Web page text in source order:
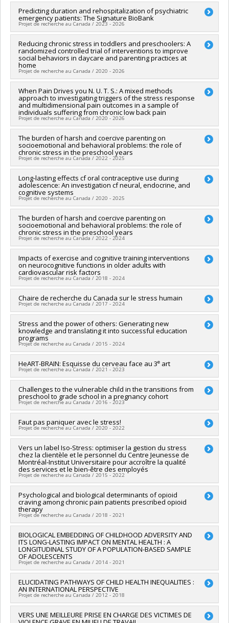
2028 - Volet 2: Recherche appliquée, développement
expérimental et adaptation technologique ,
Programmes de subvention :PVXXXXXX-Innovation
bioalimentaire 2023-2028 - Volet 2: Recherche appliquée,
développement expérimental et adaptation technologique
Sources de financement :IRSC/Instituts de recherche en
santé du Canada
Programmes de subvention :
Predicting duration and rehospitalization of psychiatric
emergency patients: The Signature BioBank
Projet de recherche au Canada / 2023 - 2026
Chercheur principal :Stéphane Guay
Co-chercheurs : Sonia Lupien,Stéphane Potvin,Steve
Geoffrion,Robert-Paul Juster,Marie-France Marin, Claudia
Trudel-Fitzgerald
Sources de financement :IRSC/Instituts de recherche en
santé du Canada
Programmes de subvention :PVXXXXXX-(PJT) Subvention
Projet
Reducing chronic stress in toddlers and preschoolers: A
randomized controlled trial of interventions to improve
social behaviors in daycare and parenting practices at
home
Projet de recherche au Canada / 2020 - 2026
Chercheur principal :Isabelle Ouellet-Morin
Co-chercheurs :Richard Ernest Tremblay ,Frank Vitaro,
Sylvana Côté,Sonia Lupien,Mireille Schnitzer,Benoît Mâsse
,Marie-Claude Geoffroy,Rose Marie Mara Brendgen
Provencal,Michel Boivin
Sources de financement : IRSC/Instituts de recherche en
santé du Canada
Programmes de subvention :PVXXXXXX-(PJT) Subvention
Projet
When Pain Drives you N. U. T. S.: A mixed methods
approach to investigating triggers of the stress response
and multidimensional pain outcomes in a sample of
individuals suffering from chronic low back pain
Projet de recherche au Canada / 2020 - 2026
Chercheur principal : Gabrielle Pagé
Co-chercheurs : Pierre Rainville ,Sonia Lupien ,Mathieu Roy
Étienne Vachon-Presseau
Sources de financement :IRSC/Instituts de recherche en
santé du Canada
Programmes de subvention :PVXXXXXX-(PJT) Subvention
Projet
The burden of harsh and coercive parenting on
socioemotional and behavioral problems: the role of
chronic stress in the preschool years
Projet de recherche au Canada / 2022 - 2025
Sources de financement :IRSC/Instituts de recherche en
santé du Canada
Programmes de subvention : PVXXXXXX-(PJT) Subvention
Projet
Long-lasting effects cf oral contraceptive use during
adolescence: An investigation cf neural, endocrine, and
cognitive systems
Projet de recherche au Canada / 2020 - 2025
Chercheur principal : Marie-France Marin
Co-chercheurs : Sonia Lupien,Isabelle Ouellet-Morin
Paul Juster
Sources de financement :IRSC/Instituts de recherche en
santé du Canada
Programmes de subvention :PVXXXXXX-(PJT) Subvention
Projet
The burden of harsh and coercive parenting on
socioemotional and behavioral problems: the role of
chronic stress in the preschool years
Projet de recherche au Canada / 2022 - 2024
Chercheur principal : Isabelle Ouellet-Morin
Co-chercheurs : Sylvana Côté, Sonia Lupien,Gina Muckle
Célia Matte-Gagné,Amélie Petitclerc
Sources de financement :IRSC/Instituts de recherche en
santé du Canada
Programmes de subvention : PVXXXXXX-(PJT) Subvention
Projet
Impacts of exercise and cognitive training interventions
on neurocognitive functions in older adults with
cardiovascular risk factors
Projet de recherche au Canada / 2018 - 2024
Chercheur principal : Louis Bherer
Co-chercheurs :Éric Thorin,Sonia Lupien
Gagnon,Frédéric Lesage,Claudine Gauthier,Simon
Duchesne,Judes Poirier,Kirk Erickson
Sources de financement :IRSC/Instituts de recherche en
santé du Canada
Programmes de subvention :PVXXXXXX-(PJT) Subvention
Projet
Chaire de recherche du Canada sur le stress humain
Projet de recherche au Canada / 2017 - 2024
Chercheur principal :Sonia Lupien
Sources de financement :SPIIE/Secrétariat des programmes
interorganismes à l’intention des établissements
Programmes de subvention :PVX50399-Chaires de recherche
du Canada
Stress and the power of others: Generating new
knowledge and translating it into successful education
programs
Projet de recherche au Canada / 2015 - 2024
Chercheur principal :Sonia Lupien
Sources de financement :IRSC/Instituts de recherche en
santé du Canada
Programmes de subvention : PVXXXXXX-(FDN) Subvention
Fondation
HeART-BRAIN: Esquisse du cerveau face au 3e art
Projet de recherche au Canada / 2021 - 2023
Chercheur principal :Louis Bherer
Co-chercheurs : Jean-Claude Tardif,Marie-Pierre Dubé
Lupien
Sources de financement :FRQSC/Fonds de recherche du
Québec - Société et culture (FQRSC)
Programmes de subvention :PVXXXXXX-AUDACE
(financement partagé entre les fonds de recherche du
Québec)
Challenges to the vulnerable child in the transitions from
preschool to grade school in a pregnancy cohort
Projet de recherche au Canada / 2016 - 2023
Chercheur principal :Jean Séguin
Co-chercheurs :Sophie Parent,Isabelle Archambault
Lupien,Natalie Castellanos Ryan,William Fraser,Isabelle
Marc-Series, Catherine Herba,Gina Muckle,Michel Boivin
Sources de financement :IRSC/Instituts de recherche en
santé du Canada
Programmes de subvention : PVXXXXXX-(PJT) Subvention
Projet
Faut pas paniquer avec le stress!
Projet de recherche au Canada / 2020 - 2022
Chercheur principal :Sonia Lupien
Sources de financement :FRQS/Fonds de recherche du
Québec - Santé (FRSQ)
Programmes de subvention : PVXXXXXX-DIALOGUE - Volet
Chercheurs et chercheuses (financement partagé entre les
fonds de recherche du Québec)
Vers un label Iso-Stress: optimiser la gestion du stress
chez la clientèle et le personnel du Centre Jeunesse de
Montréal-Institut Universitaire pour accroître la qualité
des services et le bien-être des employés
Projet de recherche au Canada / 2015 - 2022
Chercheur principal :Pierrich Plusquellec
Co-chercheurs :Sonia Lupien
Sources de financement :CRSH/Conseil de recherches en
sciences humaines du Canada
Programmes de subvention :PVXXXXXX-Subvention Savoir
Psychological and biological determinants of opioid
craving among chronic pain patients prescribed opioid
therapy
Projet de recherche au Canada / 2018 - 2021
Chercheur principal : Marc-Olivier Martel
Co-chercheurs :Sonia Lupien
Sources de financement :IRSC/Instituts de recherche en
santé du Canada
Programmes de subvention :PVXXXXXX-(PJT) Subvention
Projet
BIOLOGICAL EMBEDDING OF CHILDHOOD ADVERSITY AND
ITS LONG-LASTING IMPACT ON MENTAL HEALTH : A
LONGITUDINAL STUDY OF A POPULATION-BASED SAMPLE
OF ADOLESCENTS
Projet de recherche au Canada / 2014 - 2021
Chercheur principal :Isabelle Ouellet-Morin
Co-chercheurs :Richard Ernest Tremblay
Sylvana Côté
Sources de financement :IRSC/Instituts de recherche en
ELUCIDATING PATHWAYS OF CHILD HEALTH INEQUALITIES :
AN INTERNATIONAL PERSPECTIVE
Projet de recherche au Canada / 2012 - 2018
Chercheur principal : Jennifer McGrath
VERS UNE MEILLEURE PRISE EN CHARGE DES VICTIMES DE